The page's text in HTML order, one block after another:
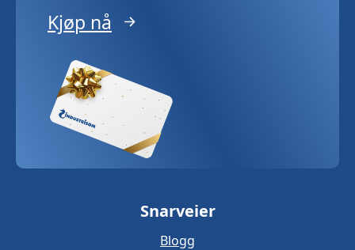
Kjøp nå
Snarveier
Blogg